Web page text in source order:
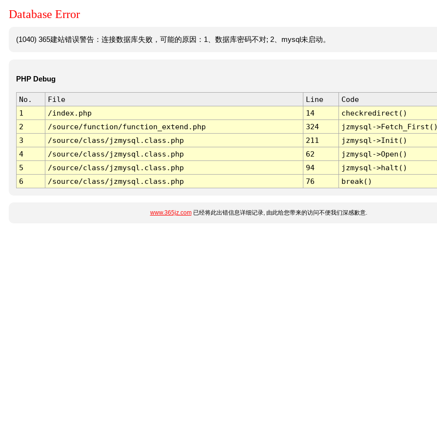
Database Error
(1040) 365建站错误警告：连接数据库失败，可能的原因：1、数据库密码不对; 2、mysql未启动。
PHP Debug
No. File Line
Code
1
/index.php 14
checkredirect()
2
/source/function/function_extend.php 324
jzmysql-
3
/source/class/jzmysql.class.php 211
jzmysql->Init()
4
/source/class/jzmysql.class.php 62
jzmysql->Open()
5
/source/class/jzmysql.class.php 94
jzmysql->halt()
6
/source/class/jzmysql.class.php 76 break()
www.365jz.com已经将此出错信息详细记录, 由此给您带来的访问不便我们深感歉意.